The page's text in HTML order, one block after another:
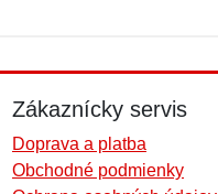
Zákaznícky servis
Doprava a platba
Obchodné podmienky